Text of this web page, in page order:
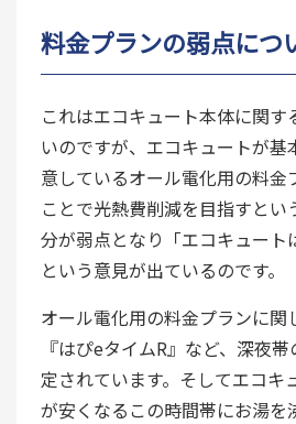
料金プランの弱点につ
これはエコキュート本体に関す
いのですが、エコキュートが基
意しているオール電化用の料金
ことで光熱費削減を目指すと
分が弱点となり「エコキュート
という意見が出ているのです。
オール電化用の料金プランに関
『はぴeタイムR』など、深夜
定されています。そしてエコキ
が安くなるこの時間帯にお湯を